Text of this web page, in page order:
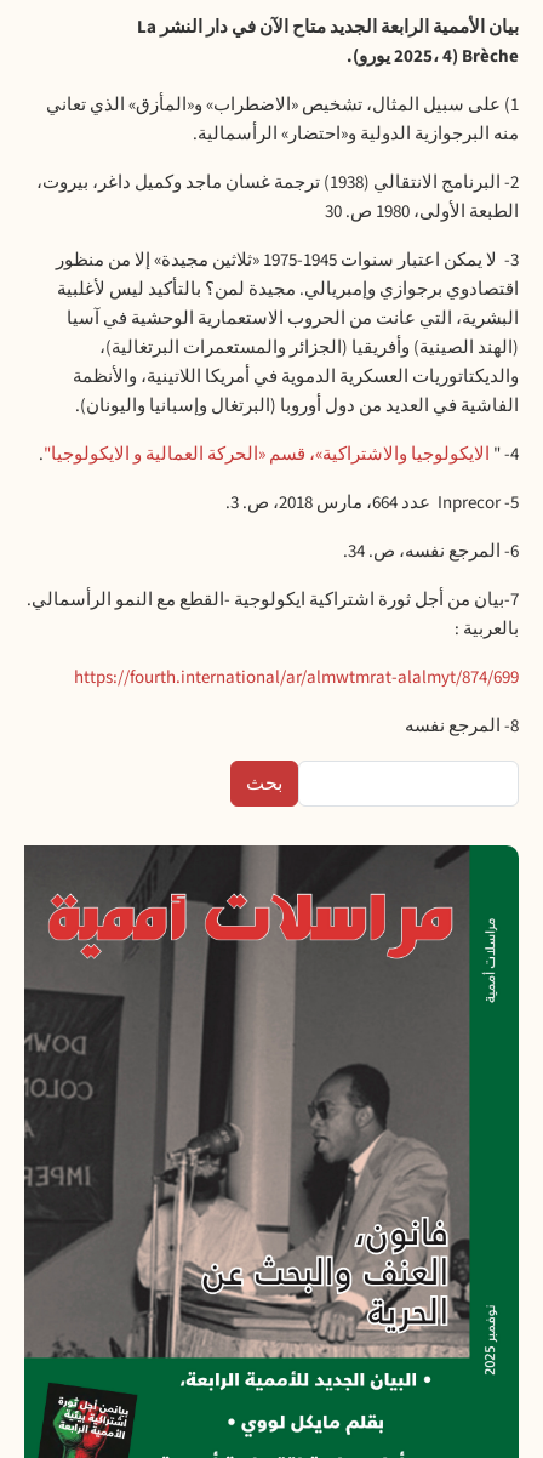
بيان الأممية الرابعة الجديد متاح الآن في دار النشر La
Brèche (2025، 4 يورو).
1) على سبيل المثال، تشخيص «الاضطراب» و«المأزق» الذي تعاني
منه البرجوازية الدولية و«احتضار» الرأسمالية.
2- البرنامج الانتقالي
(1938)
ترجمة غسان ماجد وكميل داغر، بيروت،
الطبعة الأولى، 1980 ص. 30
3- لا يمكن اعتبار سنوات 1945-1975 «ثلاثين مجيدة» إلا من منظور
اقتصادوي برجوازي وإمبريالي. مجيدة لمن؟ بالتأكيد ليس لأغلبية
البشرية، التي عانت من الحروب الاستعمارية الوحشية في آسيا
(الهند الصينية) وأفريقيا (الجزائر والمستعمرات البرتغالية)،
والديكتاتوريات العسكرية الدموية في أمريكا اللاتينية، والأنظمة
الفاشية في العديد من دول أوروبا (البرتغال وإسبانيا واليونان).
4- "
الايكولوجيا والاشتراكية»، قسم «الحركة العمالية و الايكولوجيا".
5-
Inprecor عدد 664، مارس 2018، ص
. 3.
6- المرجع نفسه، ص. 34
.
7-بيان من أجل ثورة اشتراكية ايكولوجية -القطع مع النمو الرأسمالي.
بالعربية :
https://fourth.international/ar/almwtmrat-alalmyt/874/699
8- المرجع نفسه
بحث